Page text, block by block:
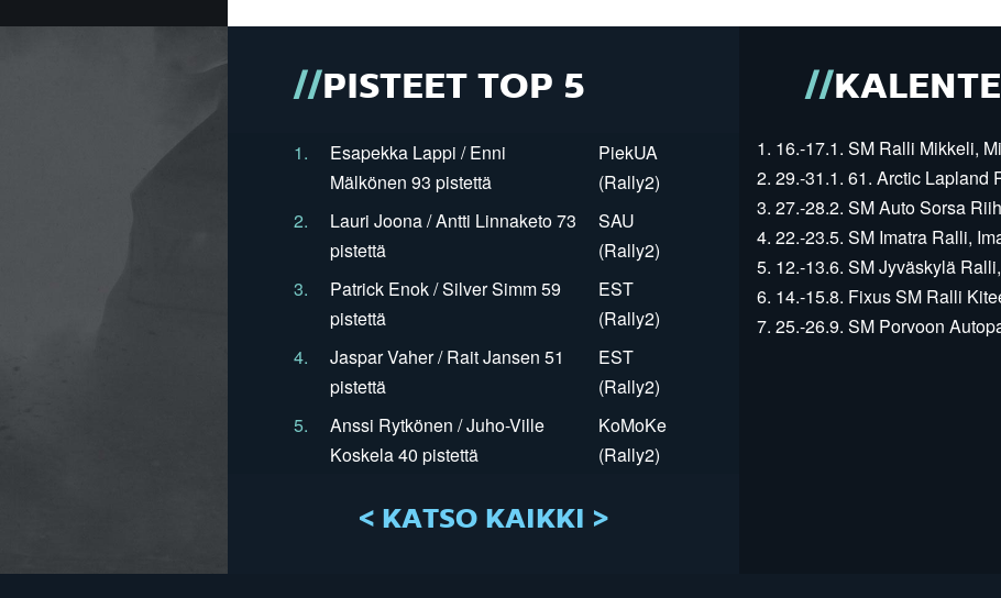
PISTEET TOP 5
1.
Esapekka Lappi / Enni
Mälkönen 93 pistettä
PiekUA
(Rally2)
2.
Lauri Joona / Antti Linnaketo 73
pistettä
SAU
(Rally2)
3.
Patrick Enok / Silver Simm 59
pistettä
EST
(Rally2)
4.
Jaspar Vaher / Rait Jansen 51
pistettä
EST
(Rally2)
5.
Anssi Rytkönen / Juho-Ville
Koskela 40 pistettä
KoMoKe
(Rally2)
< KATSO KAIKKI >
1. 16.-17.1. SM Ralli Mikkeli,
2. 29.-31.1. 61. Arctic Lapland
3. 27.-28.2. SM Auto Sorsa
4. 22.-23.5. SM Imatra Ralli,
5. 12.-13.6. SM Jyväskylä
6. 14.-15.8. Fixus SM Ralli
7. 25.-26.9. SM Porvoon